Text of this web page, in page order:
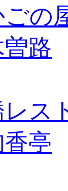
ごの
路
ス
亭